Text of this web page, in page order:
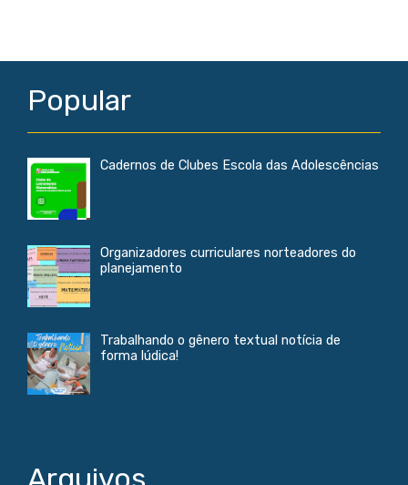
Popular
Cadernos de Clubes Escola das Adolescências
Organizadores curriculares norteadores do
planejamento
Trabalhando o gênero textual notícia de
forma lúdica!